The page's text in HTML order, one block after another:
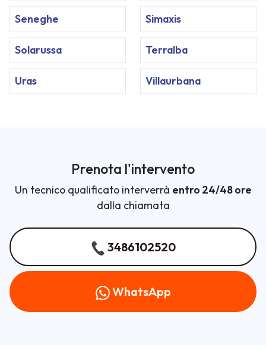
Seneghe Simaxis
Solarussa Terralba
Uras Villaurbana
Prenota l'intervento
Un tecnico qualificato interverrà entro 24/48 ore
dalla chiamata
3486102520
WhatsApp